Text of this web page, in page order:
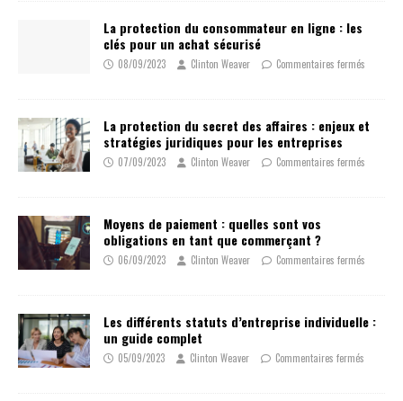
La protection du consommateur en ligne : les
clés pour un achat sécurisé
08/09/2023 Clinton Weaver Commentaires fermés
La protection du secret des affaires : enjeux et
stratégies juridiques pour les entreprises
07/09/2023 Clinton Weaver Commentaires fermés
Moyens de paiement : quelles sont vos
obligations en tant que commerçant ?
06/09/2023 Clinton Weaver Commentaires fermés
Les différents statuts d’entreprise individuelle :
un guide complet
05/09/2023 Clinton Weaver Commentaires fermés